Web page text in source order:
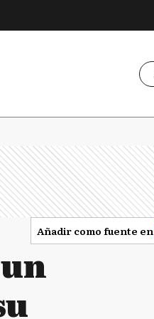
Añadir como fuente en